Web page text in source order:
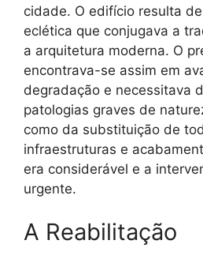
cidade. O edifício resulta
eclética que conjugava a
a arquitetura moderna. O
encontrava-se assim em
degradação e necessitava
patologias graves de
como da substituição de
infraestruturas e
era considerável e a
urgente.
A Reabilitação